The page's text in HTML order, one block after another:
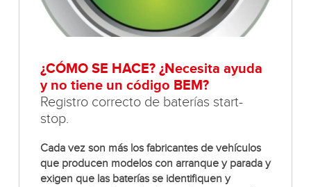
¿CÓMO SE HACE? ¿Necesita ayuda
y no tiene un código BEM?
Registro correcto de baterías start-
stop.
Cada vez son más los fabricantes de vehículos
que producen modelos con arranque y parada y
exigen que las baterías se identifiquen y